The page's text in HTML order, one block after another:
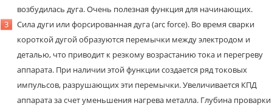
возбудилась дуга. Очень полезная функция для начинающих.
Сила дуги или форсированная дуга (arc force). Во время сварки
короткой дугой образуются перемычки между электродом и
деталью, что приводит к резкому возрастанию тока и перегреву
аппарата. При наличии этой функции создается ряд токовых
импульсов, разрушающих эти перемычки. Увеличивается КПД
аппарата за счет уменьшения нагрева металла. Глубина проварки